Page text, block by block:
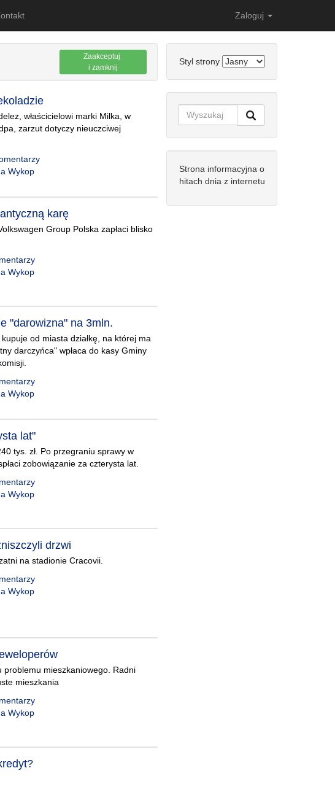
Zaloguj
Zaakceptuj
i zamknij
właścicielowi marki Milka, w
zarzut dotyczy nieuczciwej
Wykop
karę
Group Polska zapłaci blisko
Wykop
"darowizna" na 3mln.
od miasta działkę, na której ma
darczyńca" wpłaca do kasy Gminy
Wykop
lat"
tys. zł. Po przegraniu sprawy w
zobowiązanie za czterysta lat.
Wykop
drzwi
na stadionie Cracovii.
Wykop
problemu mieszkaniowego. Radni
mieszkania
Wykop
Styl strony
Strona informacyjna o
hitach dnia z internetu